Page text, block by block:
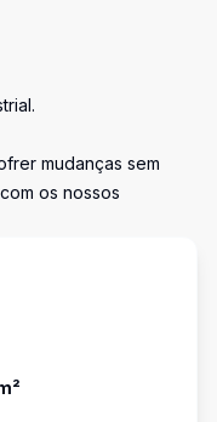
mudanças sem
os nossos